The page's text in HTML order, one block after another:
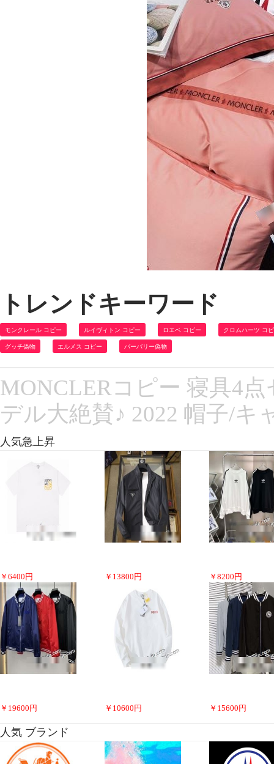
トレンドキーワード
モンクレール コピー ルイヴィトン コピー ロエベ コピー クロムハーツ コ
グッチ偽物 エルメス コピー バーバリー偽物
MONCLERコピー 寝具4
デル大絶賛♪ 2022 帽子/キ
人気急上昇
￥ 6400 円 ￥ 13800 円 ￥ 8200 円
￥ 19600 円 ￥ 10600 円 ￥ 15600 円
人気 ブランド